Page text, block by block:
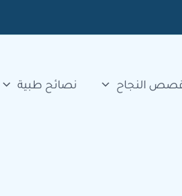
النجاح نصائح طبية